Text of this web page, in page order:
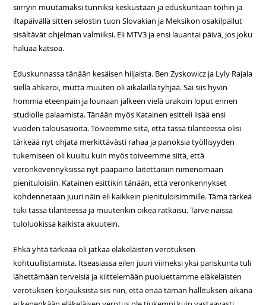
siirryin muutamaksi tunniksi keskustaan ja eduskuntaan töihin ja
iltapäivällä sitten selostin tuon Slovakian ja Meksikon osakilpailut
sisältävät ohjelman valmiiksi. Eli MTV3 ja ensi lauantai päivä, jos joku
haluaa katsoa.
Eduskunnassa tänään kesäisen hiljaista. Ben Zyskowicz ja Lyly Rajala
siellä ahkeroi, mutta muuten oli aikalailla tyhjää. Sai siis hyvin
hommia eteenpäin ja lounaan jälkeen vielä urakoin loput ennen
studiolle palaamista. Tänään myös Katainen esitteli lisää ensi
vuoden talousasioita. Toiveemme siitä, että tässä tilanteessa olisi
tärkeää nyt ohjata merkittävästi rahaa ja panoksia työllisyyden
tukemiseen oli kuultu kuin myös toiveemme siitä, että
veronkevennyksissä nyt pääpaino laitettaisiin nimenomaan
pienituloisiin. Katainen esittikin tänään, että veronkennykset
kohdennetaan juuri näin eli kaikkein pienituloisimmille. Tämä tärkeä
tuki tässä tilanteessa ja muutenkin oikea ratkaisu. Tarve näissä
tuloluokissa kaikista akuutein.
Ehkä yhtä tärkeää oli jatkaa eläkeläisten verotuksen
kohtuullistamista. Itseasiassa eilen juuri viimeksi yksi pariskunta tuli
lähettämään terveisiä ja kiittelemään puoluettamme eläkeläisten
verotuksen korjauksista siis niin, että enää tämän hallituksen aikana